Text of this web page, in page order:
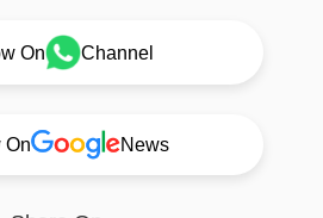
On Channel
On News